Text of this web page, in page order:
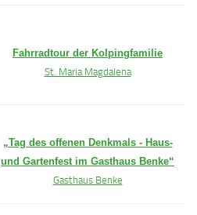
Fahrradtour der Kolpingfamilie
St. Maria Magdalena
„Tag des offenen Denkmals - Haus-
und Gartenfest im Gasthaus Benke“
Gasthaus Benke